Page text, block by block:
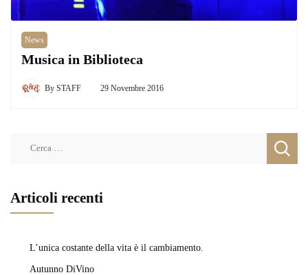
News
Musica in Biblioteca
By STAFF 29 Novembre 2016
Articoli recenti
L’unica costante della vita è il cambiamento.
Autunno DiVino